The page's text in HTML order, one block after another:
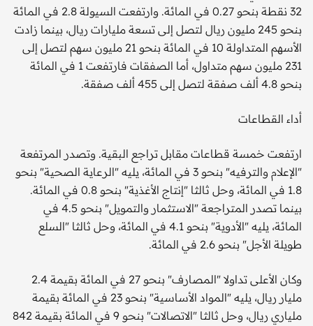
32 نقطة بنحو 0.27 في المائة. وارتفعت السيولة 2.8 في المائة
بنحو 245 مليون ريال لتصل إلى تسعة مليارات ريال، بينما زادت
الأسهم المتداولة 10 في المائة بنحو 21 مليون سهم لتصل إلى
231 مليون سهم متداول، أما الصفقات فارتفعت 1 في المائة
بنحو 4.8 ألف صفقة لتصل إلى 455 ألف صفقة.
أداء القطاعات
ارتفعت خمسة قطاعات مقابل تراجع البقية. وتصدر المرتفعة
"الإعلام والترفيه" بنحو 3 في المائة، يليه "الرعاية الصحية" بنحو
1.8 في المائة، وحل ثالثا "إنتاج الأغذية" بنحو 0.8 في المائة.
بينما تصدر المتراجعة "الاستثمار والتمويل" بنحو 4.5 في
المائة، يليه "الأدوية" بنحو 4.1 في المائة، وحل ثالثا "السلع
طويلة الأجل" بنحو 2.6 في المائة.
وكان الأعلى تداولا "المصارف" بنحو 27 في المائة بقيمة 2.4
مليار ريال، يليه "المواد الأساسية" بنحو 23 في المائة بقيمة
ملياري ريال، وحل ثالثا "الاتصالات" بنحو 9 في المائة بقيمة 842